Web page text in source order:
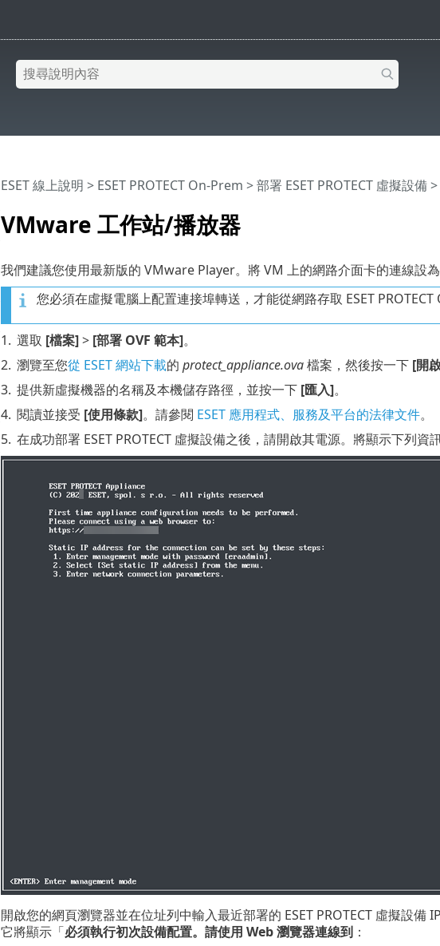
VMware 工作站/播放器
ESET 線上說明 > ESET PROTECT On-Prem >部署 ESET PROTECT 虛擬設備>
我們建議您使用最新版的 VMware Player。將 VM 上的網路介面卡的連線設為
您必須在虛擬電腦上配置連接埠轉送，才能從網路存取 ESET PROTECT
1. 選取 [檔案]> [部署 OVF 範本]。
2. 瀏覽至您從 ESET 網站下載的 protect_appliance.ova檔案，然後按一下 [開
3. 提供新虛擬機器的名稱及本機儲存路徑，並按一下 [匯入]。
4. 閱讀並接受 [使用條款]。請參閱 ESET 應用程式、服務及平台的法律文件。
5. 在成功部署 ESET PROTECT 虛擬設備之後，請開啟其電源。將顯示下列資
開啟您的網頁瀏覽器並在位址列中輸入最近部署的 ESET PROTECT 虛擬設備
它將顯示「必須執行初次設備配置。請使用 Web 瀏覽器連線到：